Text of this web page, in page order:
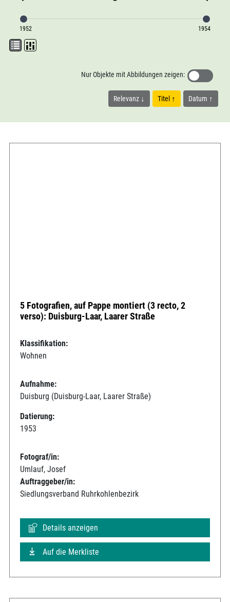
1952 1954
Relevanz Titel Datum
Nur Objekte mit Abbildungen zeigen:
5 Fotografien, auf Pappe montiert (3 recto, 2
verso): Duisburg-Laar, Laarer Straße
Klassifikation:
Wohnen
Aufnahme:
Duisburg (Duisburg-Laar, Laarer Straße)
Datierung:
1953
Fotograf/in:
Umlauf, Josef
Auftraggeber/in:
Siedlungsverband Ruhrkohlenbezirk
Details anzeigen
Auf die Merkliste